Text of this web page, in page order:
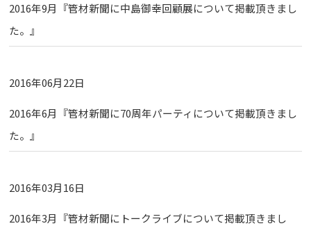
2016年9月『管材新聞に中島御幸回顧展について掲載頂きまし
た。』
2016年06月22日
2016年6月『管材新聞に70周年パーティについて掲載頂きまし
た。』
2016年03月16日
2016年3月『管材新聞にトークライブについて掲載頂きまし